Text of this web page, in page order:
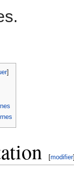
]
[modifier